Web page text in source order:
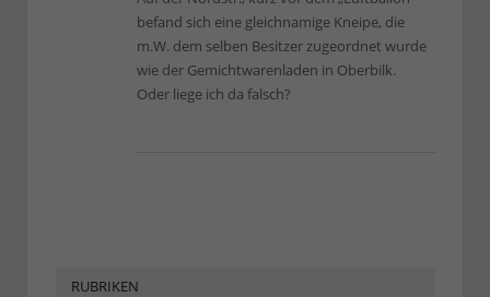
befand sich eine gleichnamige Kneipe, die
m.W. dem selben Besitzer zugeordnet wurde
wie der Gemichtwarenladen in Oberbilk.
Oder liege ich da falsch?
RUBRIKEN